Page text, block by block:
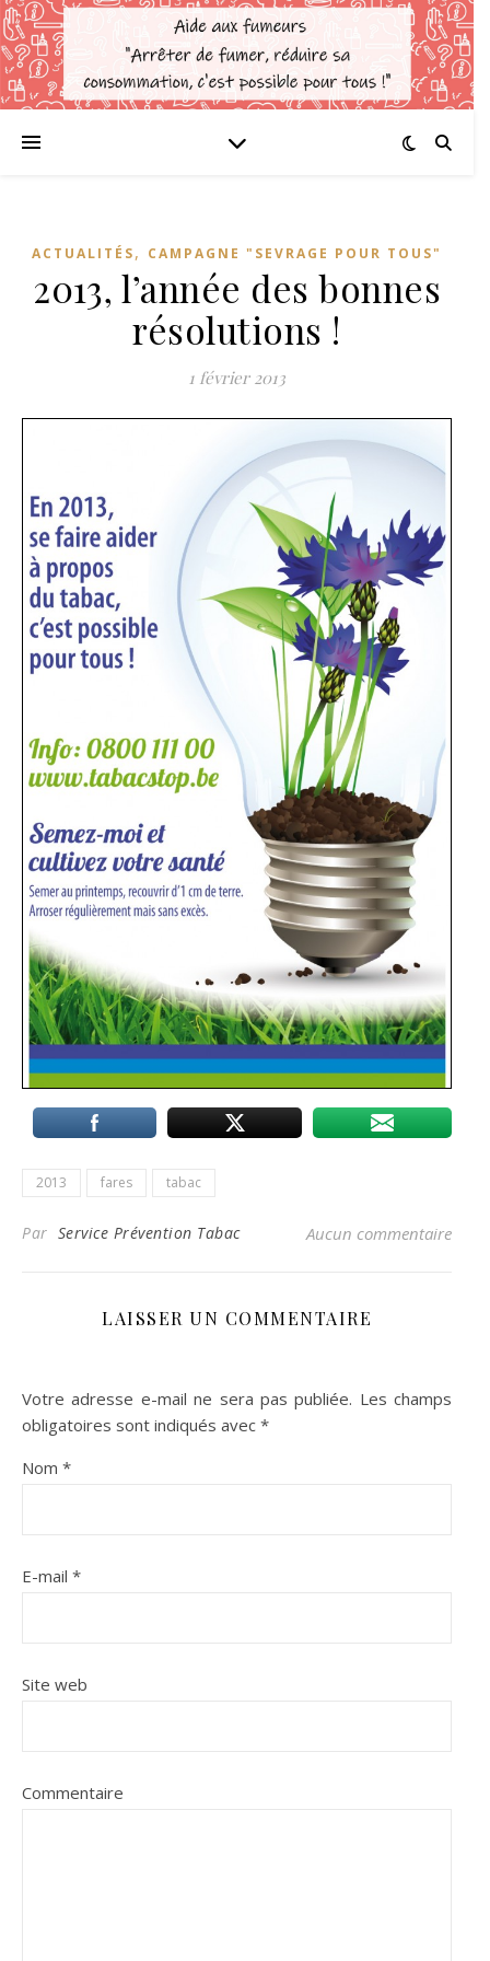
ACTUALITÉS, CAMPAGNE "SEVRAGE POUR TOUS"
2013, l’année des bonnes
résolutions !
1 février 2013
2013 fares tabac
Par Service Prévention Tabac Aucun commentaire
LAISSER UN COMMENTAIRE
Votre adresse e-mail ne sera pas publiée. Les champs
obligatoires sont indiqués avec *
Nom *
E-mail *
Site web
Commentaire